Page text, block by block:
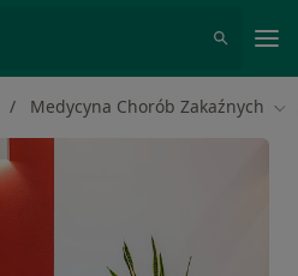
Medycyna Chorób Zakaźnych